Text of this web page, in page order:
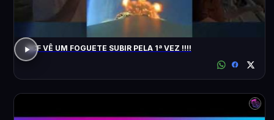
ACF VÊ UM FOGUETE SUBIR PELA 1ª VEZ !!!!